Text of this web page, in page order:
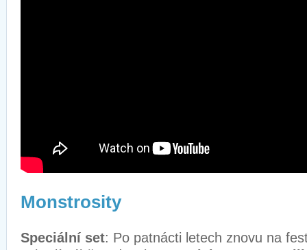
Monstrosity
Speciální set: Po patnácti letech znovu na